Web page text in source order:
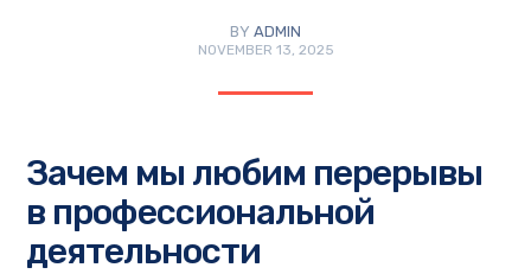
BY ADMIN
NOVEMBER 13, 2025
Зачем мы любим перерывы
в профессиональной
деятельности